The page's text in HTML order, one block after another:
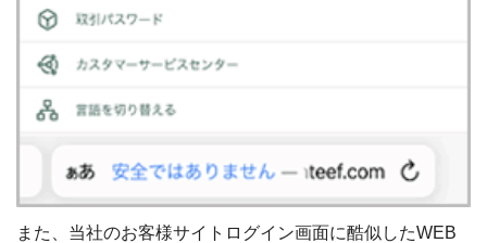
また、当社のお客様サイトログイン画面に酷似したWEB